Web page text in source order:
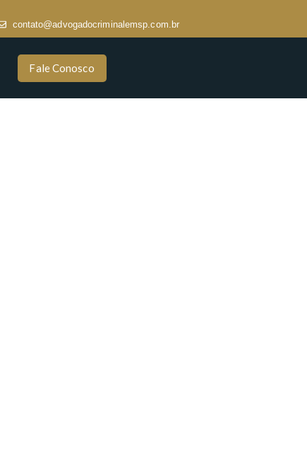
contato@advogadocriminalemsp.com.br
Fale Conosco